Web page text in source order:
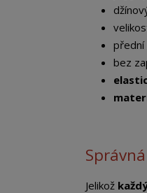
přední
bez
Jelikož